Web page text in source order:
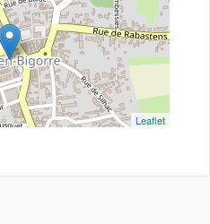
Leaflet